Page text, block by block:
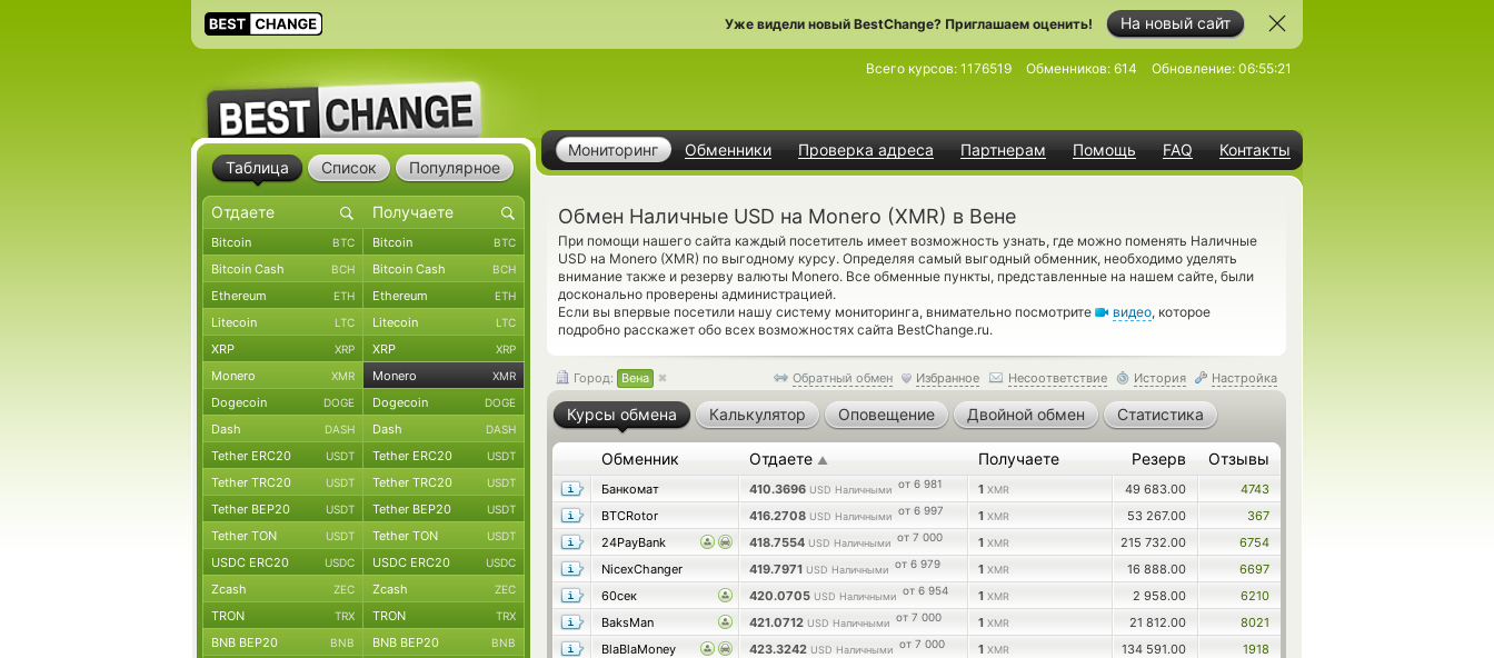
На новый сайт
Уже видели новый BestChange? Приглашаем оценить!
Мониторинг Обменники Проверка адреса Партнерам Помощь FAQ Контакты
Всего курсов: 1176519 Обменников: 614 Обновление: 06:55:21
Обмен Наличные USD на Monero (XMR) в Вене
При помощи нашего сайта каждый посетитель имеет возможность узнать, где можно поменять Наличные
USD на Monero (XMR) по выгодному курсу. Определяя самый выгодный обменник, необходимо уделять
внимание также и резерву валюты Monero. Все обменные пункты, представленные на нашем сайте, были
досконально проверены администрацией.
Если вы впервые посетили нашу систему мониторинга, внимательно посмотрите
видео, которое
подробно расскажет обо всех возможностях сайта BestChange.ru.
Обратный обмен Избранное Несоответствие История Настройка
Город: Вена
Курсы обмена Калькулятор Оповещение Двойной обмен Статистика
Обменник Отдаете ▲ Получаете Резерв Отзывы
Банкомат 410.3696 USD Наличными от 6 981 1 XMR 49 683.00
4743
BTCRotor
416.2708 USD Наличными от 6 997 1 XMR 53 267.00
367
24PayBank
418.7554 USD Наличными от 7 000 1 XMR 215 732.00
6754
NicexChanger
419.7971 USD Наличными от 6 979 1 XMR 16 888.00
6697
60сек
420.0705 USD Наличными от 6 954 1 XMR 2 958.00
6210
BaksMan
421.0712 USD Наличными от 7 000 1 XMR 21 812.00
8021
BlaBlaMoney
423.3242 USD Наличными от 7 000 1 XMR 134 591.00
1918
Таблица Список Популярное
Bitcoin BTC Bitcoin BTC
Bitcoin Cash BCH Bitcoin Cash BCH
Ethereum ETH Ethereum ETH
Litecoin LTC Litecoin LTC
XRP XRP XRP XRP
Monero XMR Monero XMR
Dogecoin DOGE Dogecoin DOGE
Dash DASH Dash DASH
Tether ERC20 USDT Tether ERC20 USDT
Tether TRC20 USDT Tether TRC20 USDT
Tether BEP20 USDT Tether BEP20 USDT
Tether TON USDT Tether TON USDT
USDC ERC20 USDC USDC ERC20 USDC
Zcash ZEC Zcash ZEC
TRON TRX TRON TRX
BNB BEP20 BNB BNB BEP20 BNB